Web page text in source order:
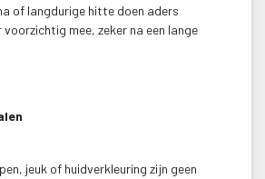
of langdurige hitte doen aders
voorzichtig mee, zeker na een lange
jeuk of huidverkleuring zijn geen